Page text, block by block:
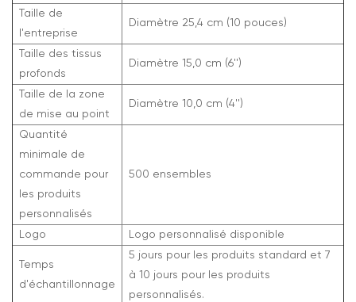
Taille de
l'entreprise
Diamètre 25,4 cm (10 pouces)
Taille des tissus
profonds
Diamètre 15,0 cm (6'')
Taille de la zone
de mise au point
Diamètre 10,0 cm (4'')
Quantité
minimale de
commande pour
les produits
personnalisés
500 ensembles
Logo Logo personnalisé disponible
Temps
d'échantillonnage
5 jours pour les produits standard et 7
à 10 jours pour les produits
personnalisés.